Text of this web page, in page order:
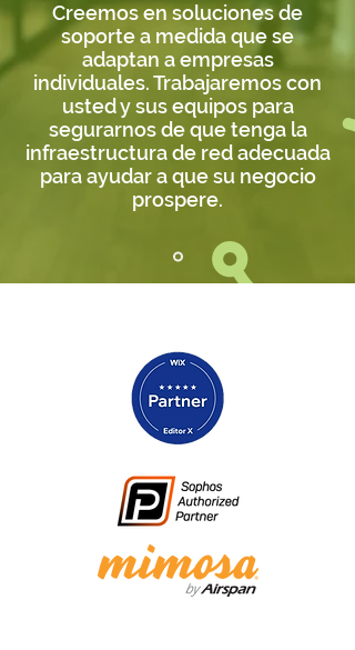
Creemos en soluciones de
soporte a medida que se
adaptan a empresas
individuales. Trabajaremos con
usted y sus equipos para
segurarnos de que tenga la
infraestructura de red adecuada
para ayudar a que su negocio
prospere.